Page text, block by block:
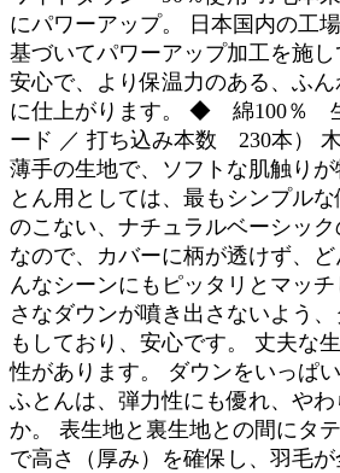
にパワーアップ。 日本国内の工
基づいてパワーアップ加工を施し
安心で、より保温力のある、ふ
に仕上がります。 ◆ 綿100％
ード ／ 打ち込み本数 230本）
薄手の生地で、ソフトな肌触り
とん用としては、最もシンプル
のこない、ナチュラルベーシッ
なので、カバーに柄が透けず、
んなシーンにもピッタリとマッ
さなダウンが噴き出さないよう
もしており、安心です。 丈夫な
性があります。 ダウンをいっぱ
ふとんは、弾力性にも優れ、や
か。 表生地と裏生地との間にタ
で高さ（厚み）を確保し、羽毛